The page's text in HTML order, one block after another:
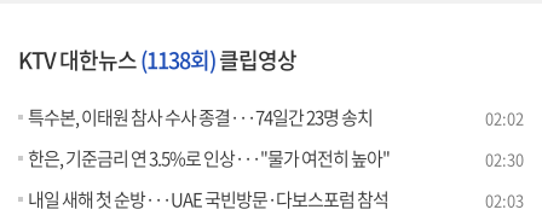
KTV 대한뉴스(1138회)클립영상
특수본, 이태원 참사 수사 종결···74일간 23명 송치 02:02
한은, 기준금리 연 3.5%로 인상···"물가 여전히 높아" 02:30
내일 새해 첫 순방···UAE 국빈방문·다보스포럼 참석 02:03